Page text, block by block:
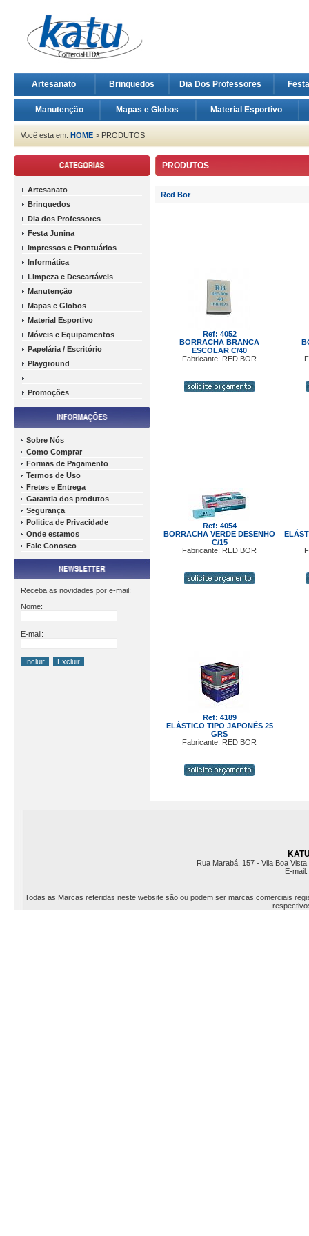
Artesanato Brinquedos Dia Dos Professores
Manutenção Mapas e Globos Material Esportivo
Você esta em: HOME > PRODUTOS
Artesanato
Brinquedos
Dia dos Professores
Festa Junina
Impressos e Prontuários
Informática
Limpeza e Descartáveis
Manutenção
Mapas e Globos
Material Esportivo
Móveis e Equipamentos
Papelária / Escritório
Playground
Promoções
Sobre Nós
Como Comprar
Formas de Pagamento
Termos de Uso
Fretes e Entrega
Garantia dos produtos
Segurança
Politica de Privacidade
Onde estamos
Fale Conosco
Receba as novidades por e-mail:
Nome:
E-mail:
PRODUTOS
Red Bor
Ref: 4052
BORRACHA BRANCA
ESCOLAR C/40
Fabricante: RED BOR
Ref: 4054
BORRACHA VERDE DESENHO
C/15
Fabricante: RED BOR
Ref: 4189
ELÁSTICO TIPO JAPONÊS 25
GRS
Fabricante: RED BOR
Rua Marabá, 157 - Vila Boa
E-mail:
Todas as Marcas referidas neste website são ou podem ser marcas comerciais